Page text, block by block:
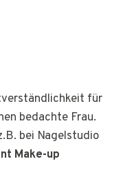
für
bedachte Frau.
bei Nagelstudio
Make-up